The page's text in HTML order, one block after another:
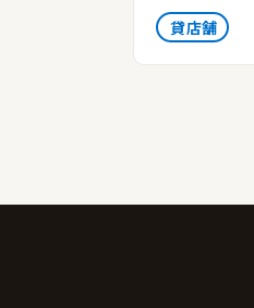
貸店舗
選び、効率的